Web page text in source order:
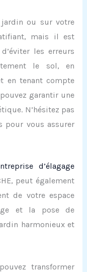
jardin ou sur votre
mais il est
les erreurs
le sol, en
en tenant compte
garantir une
N’hésitez pas
pour vous assurer
d’élagage
peut également
de votre espace
et la pose de
harmonieux et
transformer